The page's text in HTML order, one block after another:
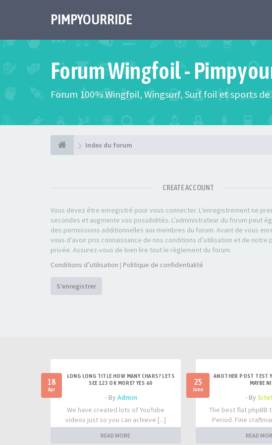
PIMPYOURRIDE
Forum Wingfoil -
Forum 100% Wingfoil, Wingsurf, Surf foil et sports
Index du forum
CREATE ACCOUNT
Vous devez être enregistré pour vous connecter. L’enregistrement ne
secondes et augmente vos possibilités. L’administrateur du forum peut
des permissions additionnelles aux membres du forum. Avant de vous
vous d’avoir pris connaissance de nos conditions d’utilisation et de notre
privée. Assurez-vous de bien lire tout le règlement du forum.
Conditions d’utilisation | Politique de confidentialité
S’enregistrer
18
Apr
LONG LONG TITLE HOW MANY CHARS? LETS
SEE 123 OK MORE? YES 60
- ByAdmin
We have created lots of YouTube
videos just so you can achieve [...]
READ MORE
25
June
ANOTHER POST TEST
MAYBE
- By
The best flat phpBB
Period. Fine
READ